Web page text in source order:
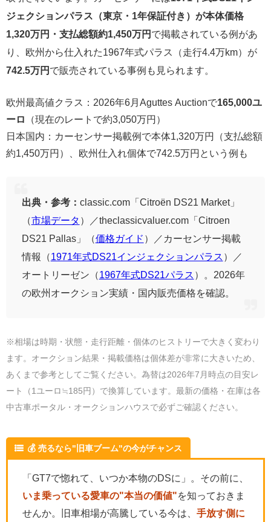
ジェクションパラス（東京・1年保証付き）が本体価格
1,320万円・支払総額約1,450万円 で掲載されている例があ
り、欧州から仕入れた1967年式パラス（走行4.4万km）が
742.5万円 で販売されている事例も見られます。
欧州最高値クラス：2026年6月Aguttes Auctionで165,000ユ
ーロ
（現在のレートで約3,050万円）
日本国内：カーセンサー掲載例で本体1,320万円（支払総額
約1,450万円）、欧州仕入れ個体で742.5万円という例も
出典・参考： classic.com「Citroën DS21 Market」
（市場データ ）／theclassicvaluer.com「Citroen
DS21 Pallas」（価格ガイド ）／カーセンサー掲載
情報（1971年式DS21インジェクションパラス ）／
オートリーゼン（1967年式DS21パラス ）。2026年
の欧州オークション実績・国内販売価格を確認。
※相場は時期・状態・走行距離・個体のヒストリーで大きく変わり
ます。オークション結果・掲載価格は個体差が非常に大きいため、
あくまで参考としてご覧ください。為替は2026年7月時点の目安レ
ート（1ユーロ≒185円）で換算しています。最新の価格・在庫は各
中古車ポータル・オークションハウスで必ずご確認ください。
💰 売るなら"旧車ブーム"の今がチャンス
「GT7で惚れて、いつか本物のDSに」。その前に、
いま乗っている愛車の"本当の価値"を知っておきま
せんか。旧車相場が高騰している今は、 手放す側に